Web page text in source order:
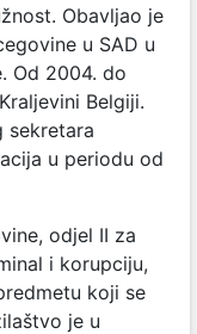
Obavljao je
u SAD u
Od 2004. do
Belgiji.
sekretara
u periodu od
odjel II za
i korupciju,
koji se
je u